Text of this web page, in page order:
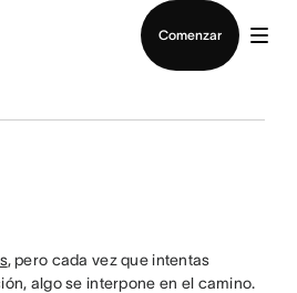
Comenzar
, pero cada vez que intentas
algo se interpone en el camino.